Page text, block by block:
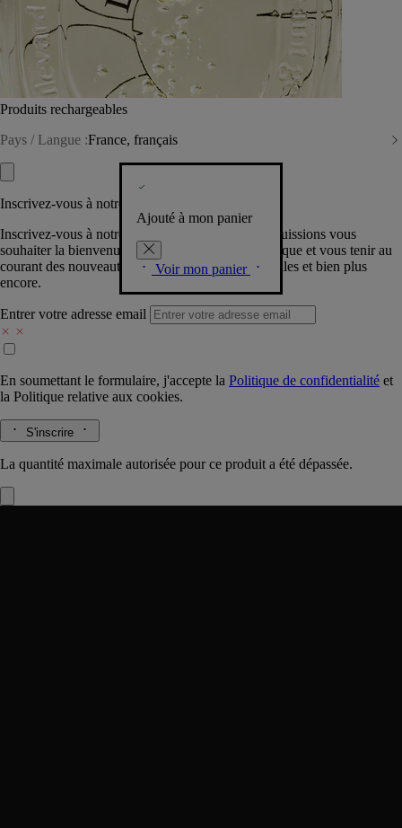
Produits rechargeables
Pays / Langue :France, français
Ajouté à mon panier
Voir mon panier
Inscrivez-vous à notre Newsletter
Inscrivez-vous à notre newsletter pour que nous puissions vous
souhaiter la bienvenue dans la communauté Diptyque et vous tenir au
courant des nouveautés, événements, offres spéciales et bien plus
encore.
Entrer votre adresse email
En soumettant le formulaire, j'accepte la Politique de confidentialité et
la Politique relative aux cookies.
S'inscrire
La quantité maximale autorisée pour ce produit a été dépassée.